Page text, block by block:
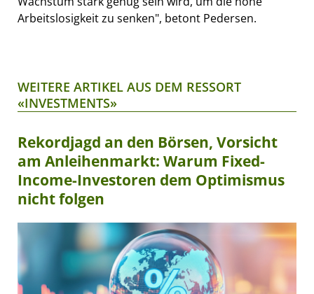
Arbeitslosigkeit zu senken", betont Pedersen.
WEITERE ARTIKEL AUS DEM RESSORT
«INVESTMENTS»
Rekordjagd an den Börsen, Vorsicht
am Anleihenmarkt: Warum Fixed-
Income-Investoren dem Optimismus
nicht folgen